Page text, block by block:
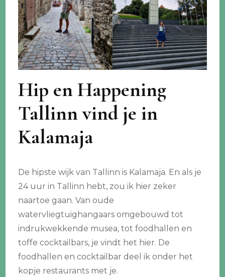
Hip en Happening
Tallinn vind je in
Kalamaja
De hipste wijk van Tallinn is Kalamaja. En als je
24 uur in Tallinn hebt, zou ik hier zeker
naartoe gaan. Van oude
watervliegtuighangaars omgebouwd tot
indrukwekkende musea, tot foodhallen en
toffe cocktailbars, je vindt het hier. De
foodhallen en cocktailbar deel ik onder het
kopje restaurants met je.